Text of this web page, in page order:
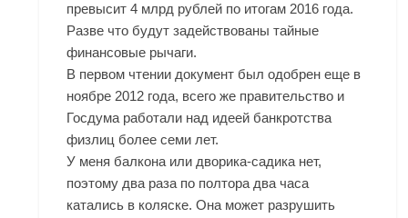
превысит 4 млрд рублей по итогам 2016 года.
Разве что будут задействованы тайные
финансовые рычаги.
В первом чтении документ был одобрен еще в
ноябре 2012 года, всего же правительство и
Госдума работали над идеей банкротства
физлиц более семи лет.
У меня балкона или дворика-садика нет,
поэтому два раза по полтора два часа
катались в коляске. Она может разрушить